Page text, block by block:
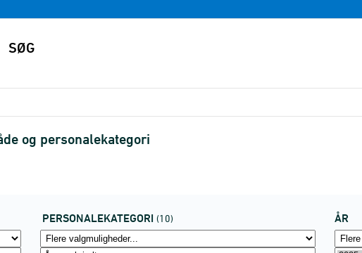
og personalekategori
PERSONALEKATEGORI (10) ÅR